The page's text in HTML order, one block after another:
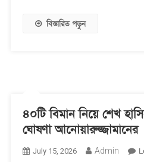
বিস্তারিত পড়ুন
৪০টি বিমান নিয়ে শেখ
ঘোষণা আনোয়ারুজ্জামানের
July 15, 2026 Admin